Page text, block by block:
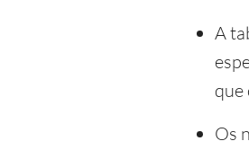
A
que
Os